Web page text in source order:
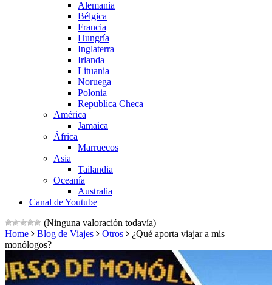
Alemania
Bélgica
Francia
Hungría
Inglaterra
Irlanda
Lituania
Noruega
Polonia
Republica Checa
América
Jamaica
África
Marruecos
Asia
Tailandia
Oceanía
Australia
Canal de Youtube
(Ninguna valoración todavía)
Home
Blog de Viajes Otros
¿Qué aporta viajar a mis
monólogos?